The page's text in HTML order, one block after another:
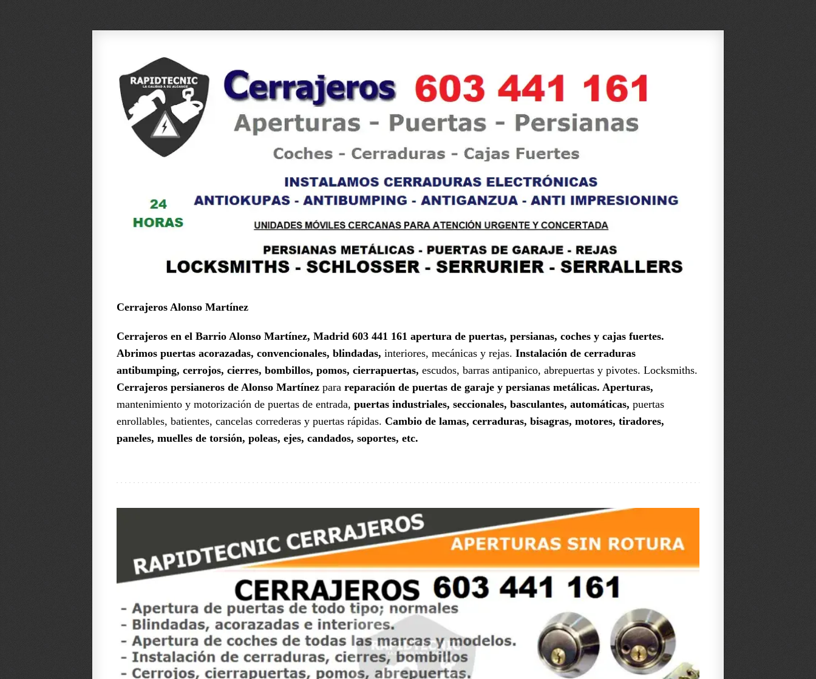
Cerrajeros Alonso Martínez
Cerrajeros en el Barrio Alonso Martínez, Madrid 603 441 161 apertura de puertas, persianas, coches y cajas fuertes.
Abrimos puertas acorazadas, convencionales, blindadas, interiores, mecánicas y rejas. Instalación de cerraduras
antibumping, cerrojos, cierres, bombillos, pomos, cierrapuertas, escudos, barras antipanico, abrepuertas y pivotes. Locksmiths.
Cerrajeros persianeros de Alonso Martínez para reparación de puertas de garaje y persianas metálicas. Aperturas,
mantenimiento y motorización de puertas de entrada, puertas industriales, seccionales, basculantes, automáticas, puertas
enrollables, batientes, cancelas correderas y puertas rápidas. Cambio de lamas, cerraduras, bisagras, motores, tiradores,
paneles, muelles de torsión, poleas, ejes, candados, soportes, etc.